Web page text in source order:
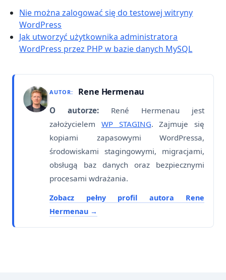
Nie można zalogować się do testowej witryny
WordPress
Jak utworzyć użytkownika administratora
WordPress przez PHP w bazie danych MySQL
AUTOR: Rene Hermenau
O autorze: René Hermenau jest
założycielem WP STAGING. Zajmuje się
kopiami zapasowymi WordPressa,
środowiskami stagingowymi, migracjami,
obsługą baz danych oraz bezpiecznymi
procesami wdrażania.
Zobacz pełny profil autora Rene
Hermenau